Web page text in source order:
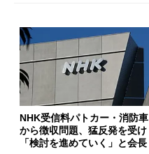
NHK受信料パトカー・消防車
から徴収問題、猛反発を受け
「検討を進めていく」と会長